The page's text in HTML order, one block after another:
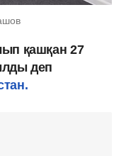
қашқан 27
деп